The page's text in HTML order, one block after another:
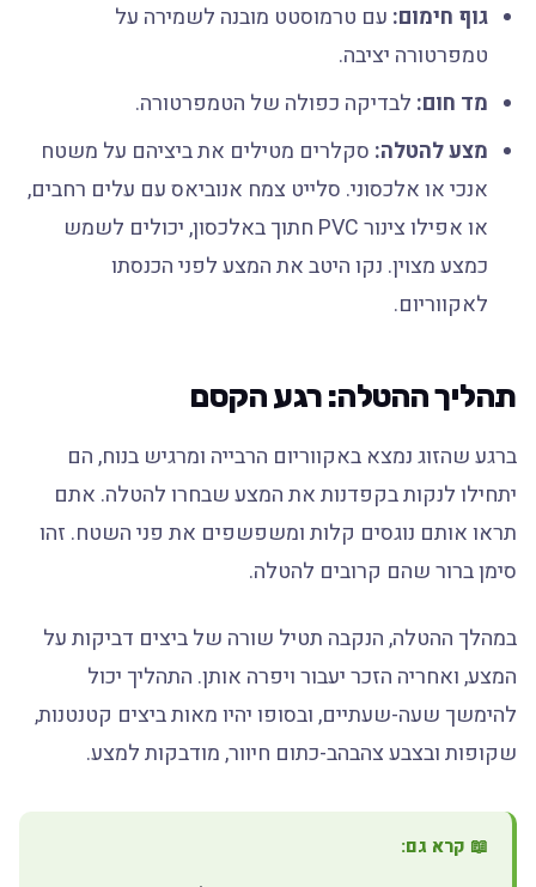
גוף חימום:עם טרמוסטט מובנה לשמירה על
טמפרטורה יציבה.
מד חום:לבדיקה כפולה של הטמפרטורה.
מצע להטלה:סקלרים מטילים את ביציהם על משטח
אנכי או אלכסוני. סלייט צמח אנוביאס עם עלים רחבים,
או אפילו צינור PVC חתוך באלכסון, יכולים לשמש
כמצע מצוין. נקו היטב את המצע לפני הכנסתו
לאקווריום.
תהליך ההטלה: רגע הקסם
ברגע שהזוג נמצא באקווריום הרבייה ומרגיש בנוח, הם
יתחילו לנקות בקפדנות את המצע שבחרו להטלה. אתם
תראו אותם נוגסים קלות ומשפשפים את פני השטח. זהו
סימן ברור שהם קרובים להטלה.
במהלך ההטלה, הנקבה תטיל שורה של ביצים דביקות על
המצע, ואחריה הזכר יעבור ויפרה אותן. התהליך יכול
להימשך שעה-שעתיים, ובסופו יהיו מאות ביצים קטנטנות,
שקופות ובצבע צהבהב-כתום חיוור, מודבקות למצע.
📖 קרא גם: